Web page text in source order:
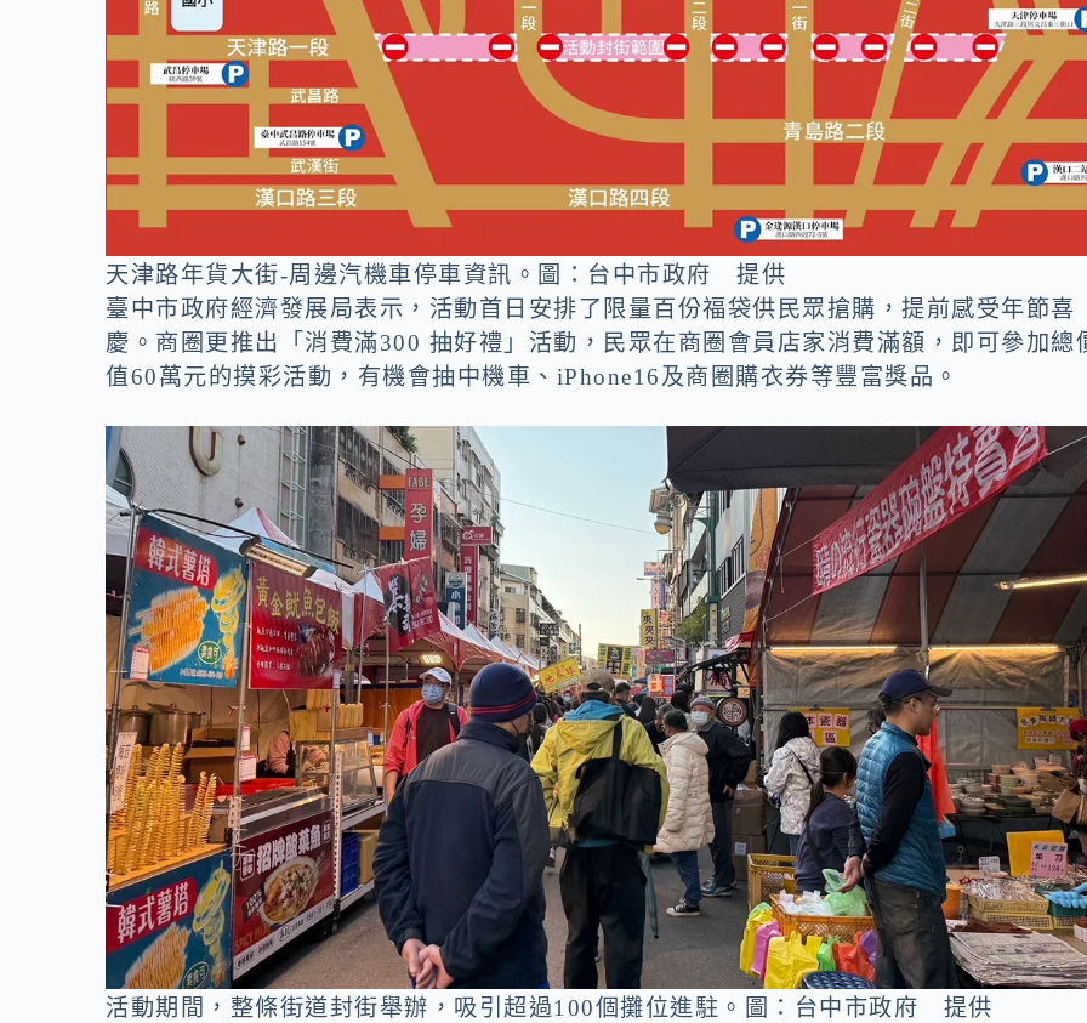
天津路年貨大街-周邊汽機車停車資訊。圖：台中市政府 提供
臺中市政府經濟發展局表示，活動首日安排了限量百份福袋供民眾搶購，提前感受年節喜
慶。商圈更推出「消費滿300 抽好禮」活動，民眾在商圈會員店家消費滿額，即可參加總
值60萬元的摸彩活動，有機會抽中機車、iPhone16及商圈購衣券等豐富獎品。
活動期間，整條街道封街舉辦，吸引超過100個攤位進駐。圖：台中市政府 提供